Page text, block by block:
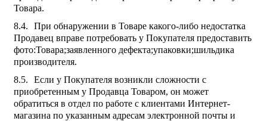
Товара.
При обнаружении в Товаре какого-либо недостатка
Продавец вправе потребовать у Покупателя предоставить
фото:Товара;заявленного дефекта;упаковки;шильдика
производителя.
Если у Покупателя возникли сложности с
приобретенным у Продавца Товаром, он может
обратиться в отдел по работе с клиентами Интернет-
магазина по указанным адресам электронной почты и